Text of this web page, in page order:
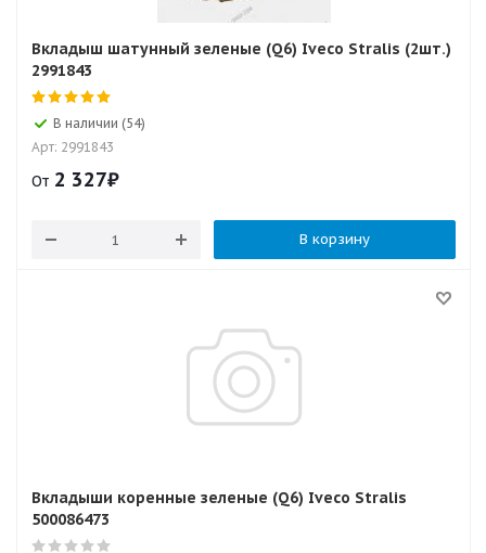
Вкладыш шатунный зеленые (Q6) Iveco Stralis (2шт.)
2991843
В наличии (54)
Арт: 2991843
От 2 327₽
В корзину
Вкладыши коренные зеленые (Q6) Iveco Stralis
500086473